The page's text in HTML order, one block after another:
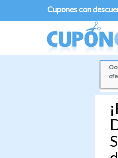
Cupones con